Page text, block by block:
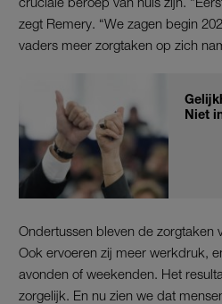
zegt Remery. “We zagen begin
vaders meer zorgtaken op zich
Niet
Ondertussen bleven de zorgtaken
Ook ervoeren zij meer werkdruk,
avonden of weekenden. Het
zorgelijk. En nu zien we dat